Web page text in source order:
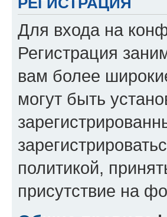
Для входа на
Регистрация
вам более
могут быть
политикой,
присутствие на